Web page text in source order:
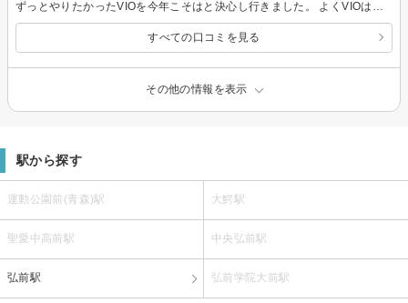
すべての口コミを見る
その他の情報を表示
駅から探す
運動公園前(青森)駅 大鰐駅
聖愛中高前駅 中央弘前駅
弘前駅 弘前学院大前駅